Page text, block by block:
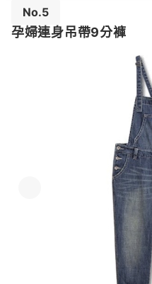
No.5
孕婦連身吊帶9分褲